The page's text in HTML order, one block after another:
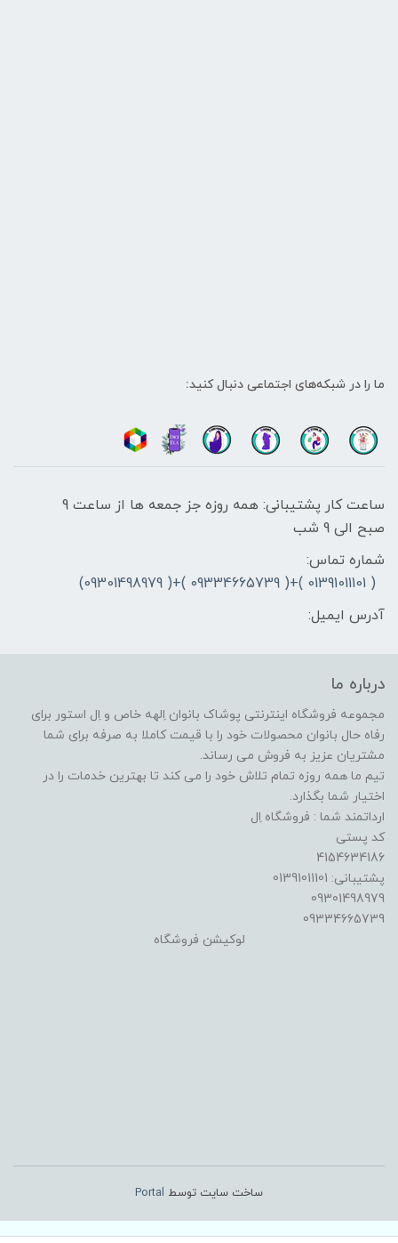
ما را در شبکه‌های اجتماعی دنبال کنید:
ساعت کار پشتیبانی: همه روزه جز جمعه ها از ساعت 9
صبح الی 9 شب
شماره تماس:
( 01391011101 )+( 09334665739 )+( 09301498979)
آدرس ایمیل:
درباره ما
مجموعه فروشگاه اینترنتی پوشاک بانوان اِلهه خاص و اِل استور برای
رفاه حال بانوان محصولات خود را با قیمت کاملا به صرفه برای شما
مشتریان عزیز به فروش می رساند.
تیم ما همه روزه تمام تلاش خود را می کند تا بهترین خدمات را در
اختیار شما بگذارد.
ارداتمند شما : فروشگاه اِل
کد پستی
4154634186
پشتیبانی: 01391011101
09301498979
09334665739
لوکیشن فروشگاه
ساخت سایت توسط Portal